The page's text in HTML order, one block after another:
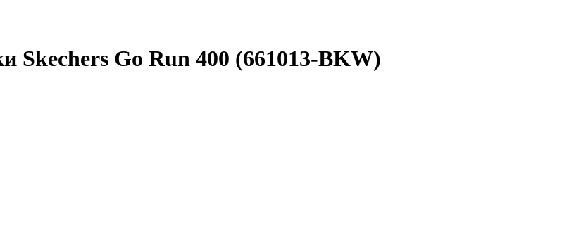
Skechers Go Run 400 (661013-BKW)